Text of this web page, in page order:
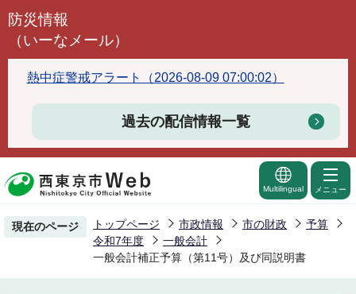
こ
頭
で
防災情報
（いーなメール）
熱中症警戒アラート（2026-08-09 07:00:02）
過去の配信情報一覧
Multilingual メニュー
現在のページ トップページ 市政情報 市の財政
予算
令和7年度
一般会計
一般会計補正予算（第11号）及び同説明書